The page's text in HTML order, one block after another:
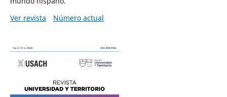
Ver revista
Número actual